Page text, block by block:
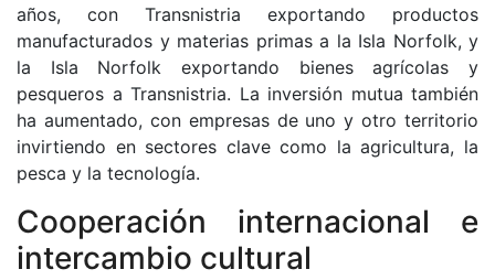
años, con Transnistria exportando productos
manufacturados y materias primas a la Isla Norfolk, y
la Isla Norfolk exportando bienes agrícolas y
pesqueros a Transnistria. La inversión mutua también
ha aumentado, con empresas de uno y otro territorio
invirtiendo en sectores clave como la agricultura, la
pesca y la tecnología.
Cooperación internacional e
intercambio cultural